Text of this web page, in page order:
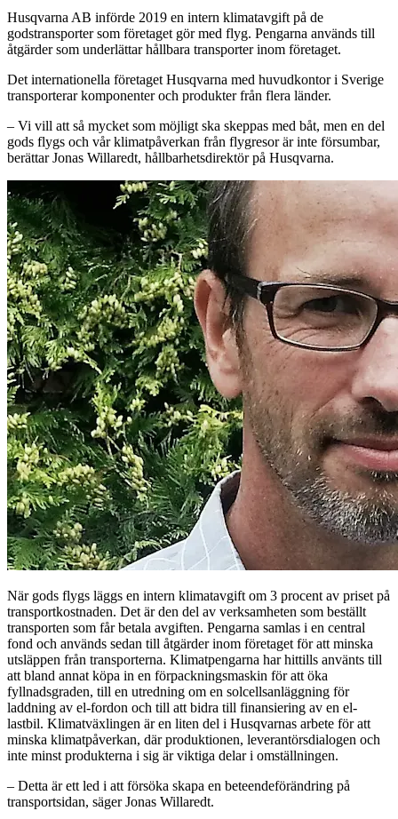
Husqvarna AB införde 2019 en intern klimatavgift på de
godstransporter som företaget gör med flyg. Pengarna används till
åtgärder som underlättar hållbara transporter inom företaget.
Det internationella företaget Husqvarna med huvudkontor i Sverige
transporterar komponenter och produkter från flera länder.
– Vi vill att så mycket som möjligt ska skeppas med båt, men en del
gods flygs och vår klimatpåverkan från flygresor är inte försumbar,
berättar Jonas Willaredt, hållbarhetsdirektör på Husqvarna.
När gods flygs läggs en intern klimatavgift om 3 procent av priset på
transportkostnaden. Det är den del av verksamheten som beställt
transporten som får betala avgiften. Pengarna samlas i en central
fond och används sedan till åtgärder inom företaget för att minska
utsläppen från transporterna. Klimatpengarna har hittills använts till
att bland annat köpa in en förpackningsmaskin för att öka
fyllnadsgraden, till en utredning om en solcellsanläggning för
laddning av el-fordon och till att bidra till finansiering av en el-
lastbil. Klimatväxlingen är en liten del i Husqvarnas arbete för att
minska klimatpåverkan, där produktionen, leverantörsdialogen och
inte minst produkterna i sig är viktiga delar i omställningen.
– Detta är ett led i att försöka skapa en beteendeförändring på
transportsidan, säger Jonas Willaredt.